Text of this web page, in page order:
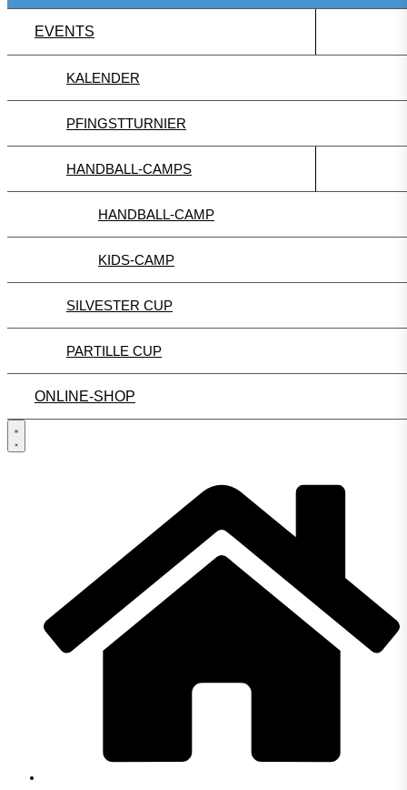
EVENTS
KALENDER
PFINGSTTURNIER
HANDBALL-CAMPS
HANDBALL-CAMP
KIDS-CAMP
SILVESTER CUP
PARTILLE CUP
ONLINE-SHOP